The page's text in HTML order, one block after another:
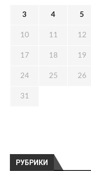
РУБРИКИ
3 4 5
10 11 12
17 18 19
24 25 26
31